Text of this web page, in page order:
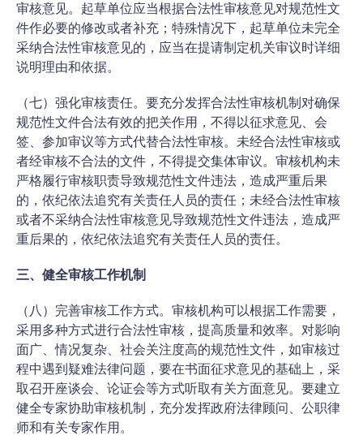
审核意见。起草单位应当根据合法性审核意见对规范性文
件作必要的修改或者补充；特殊情况下，起草单位未完全
采纳合法性审核意见的，应当在提请制定机关审议时详细
说明理由和依据。
（七）强化审核责任。要充分发挥合法性审核机制对确保
规范性文件合法有效的把关作用，不得以征求意见、会
签、参加审议等方式代替合法性审核。未经合法性审核或
者经审核不合法的文件，不得提交集体审议。审核机构未
严格履行审核职责导致规范性文件违法，造成严重后果
的，依纪依法追究有关责任人员的责任；未经合法性审核
或者不采纳合法性审核意见导致规范性文件违法，造成严
重后果的，依纪依法追究有关责任人员的责任。
三、健全审核工作机制
（八）完善审核工作方式。审核机构可以根据工作需要，
采用多种方式进行合法性审核，提高质量和效率。对影响
面广、情况复杂、社会关注度高的规范性文件，如审核过
程中遇到疑难法律问题，要在书面征求意见的基础上，采
取召开座谈会、论证会等方式听取有关方面意见。要建立
健全专家协助审核机制，充分发挥政府法律顾问、公职律
师和有关专家作用。